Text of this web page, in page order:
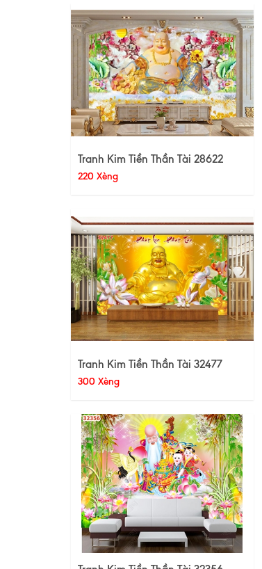
Tranh Kim Tiền Thần Tài 28622
220 Xèng
Tranh Kim Tiền Thần Tài 32477
300 Xèng